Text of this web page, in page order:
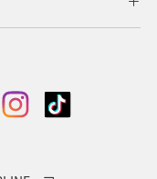
鳥取県
大分県